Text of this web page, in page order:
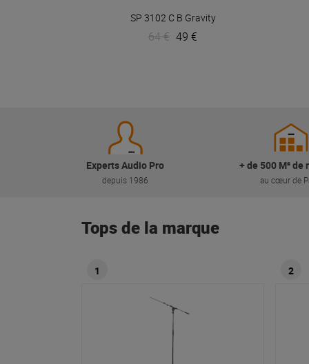
VOIR EN DÉTAIL
SP 3102 C B Gravity
64 € 49 €
Experts Audio Pro
depuis 1986
+ de 500 M² de
au cœur de
Tops de la marque
1 2